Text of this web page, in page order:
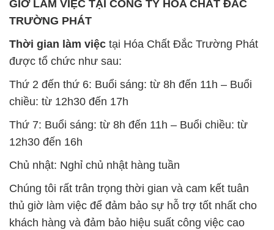
GIỜ LÀM VIỆC TẠI CÔNG TY HÓA CHẤT ĐẮC
TRƯỜNG PHÁT
Thời gian làm việc tại Hóa Chất Đắc Trường Phát
được tổ chức như sau:
Thứ 2 đến thứ 6: Buổi sáng: từ 8h đến 11h – Buổi
chiều: từ 12h30 đến 17h
Thứ 7: Buổi sáng: từ 8h đến 11h – Buổi chiều: từ
12h30 đến 16h
Chủ nhật: Nghỉ chủ nhật hàng tuần
Chúng tôi rất trân trọng thời gian và cam kết tuân
thủ giờ làm việc để đảm bảo sự hỗ trợ tốt nhất cho
khách hàng và đảm bảo hiệu suất công việc cao